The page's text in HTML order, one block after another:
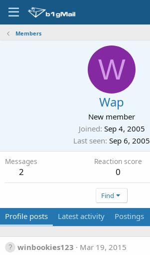
Members
W
Wap
New member
Joined Sep 4, 2005
Last seen Sep 6, 2005
Messages
2
Reaction score
0
Find
Profile posts Latest activity Postings
winbookies123
Mar 19, 2015